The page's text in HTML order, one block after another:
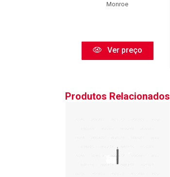
Monroe
Ver preço
Produtos Relacionados